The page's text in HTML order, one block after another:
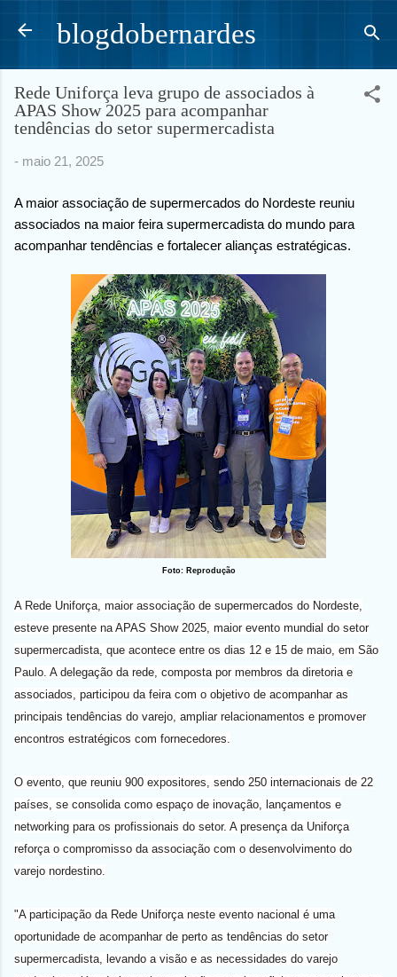
Pular para o conteúdo principal
blogdobernardes
Rede Uniforça leva grupo de associados à
APAS Show 2025 para acompanhar
tendências do setor supermercadista
- maio 21, 2025
A maior associação de supermercados do Nordeste reuniu
associados na maior feira supermercadista do mundo para
acompanhar tendências e fortalecer alianças estratégicas.
Foto: Reprodução
A Rede Uniforça, maior associação de supermercados do Nordeste,
esteve presente na APAS Show 2025, maior evento mundial do setor
supermercadista, que acontece entre os dias 12 e 15 de maio, em São
Paulo. A delegação da rede, composta por membros da diretoria e
associados, participou da feira com o objetivo de acompanhar as
principais tendências do varejo, ampliar relacionamentos e promover
encontros estratégicos com fornecedores.
O evento, que reuniu 900 expositores, sendo 250 internacionais de 22
países, se consolida como espaço de inovação, lançamentos e
networking para os profissionais do setor. A presença da Uniforça
reforça o compromisso da associação com o desenvolvimento do
varejo nordestino.
"A participação da Rede Uniforça neste evento nacional é uma
oportunidade de acompanhar de perto as tendências do setor
supermercadista, levando a visão e as necessidades do varejo